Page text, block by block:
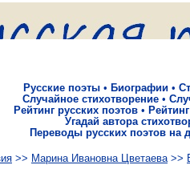
Русские поэты • Биографии •
Случайное стихотворение•
Рейтинг русских поэтов •
Угадай автора
Переводы русских поэтов на
>> Марина Ивановна Цветаева>>